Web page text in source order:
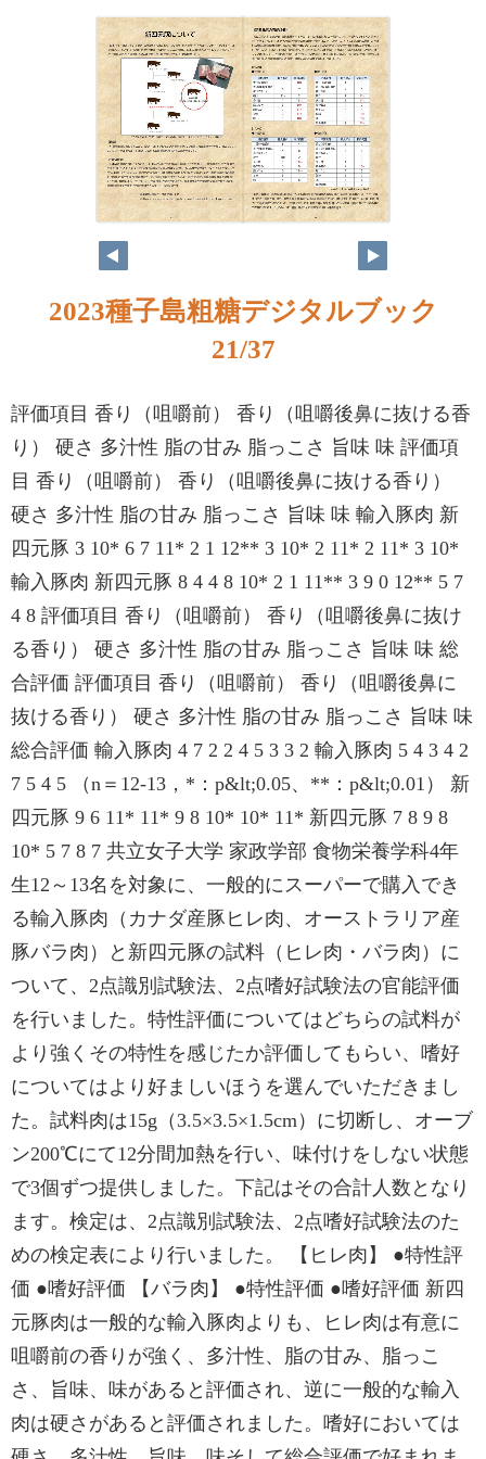
2023種子島粗糖デジタルブック
21/37
評価項目 香り（咀嚼前） 香り（咀嚼後鼻に抜ける香
り） 硬さ 多汁性 脂の甘み 脂っこさ 旨味 味 評価項
目 香り（咀嚼前） 香り（咀嚼後鼻に抜ける香り）
硬さ 多汁性 脂の甘み 脂っこさ 旨味 味 輸入豚肉 新
四元豚 3 10* 6 7 11* 2 1 12** 3 10* 2 11* 2 11* 3 10*
輸入豚肉 新四元豚 8 4 4 8 10* 2 1 11** 3 9 0 12** 5 7
4 8 評価項目 香り（咀嚼前） 香り（咀嚼後鼻に抜け
る香り） 硬さ 多汁性 脂の甘み 脂っこさ 旨味 味 総
合評価 評価項目 香り（咀嚼前） 香り（咀嚼後鼻に
抜ける香り） 硬さ 多汁性 脂の甘み 脂っこさ 旨味 味
総合評価 輸入豚肉 4 7 2 2 4 5 3 3 2 輸入豚肉 5 4 3 4 2
7 5 4 5 （n＝12-13，*：p&lt;0.05、**：p&lt;0.01） 新
四元豚 9 6 11* 11* 9 8 10* 10* 11* 新四元豚 7 8 9 8
10* 5 7 8 7 共立女子大学 家政学部 食物栄養学科4年
生12～13名を対象に、一般的にスーパーで購入でき
る輸入豚肉（カナダ産豚ヒレ肉、オーストラリア産
豚バラ肉）と新四元豚の試料（ヒレ肉・バラ肉）に
ついて、2点識別試験法、2点嗜好試験法の官能評価
を行いました。特性評価についてはどちらの試料が
より強くその特性を感じたか評価してもらい、嗜好
についてはより好ましいほうを選んでいただきまし
た。試料肉は15g（3.5×3.5×1.5cm）に切断し、オーブ
ン200℃にて12分間加熱を行い、味付けをしない状態
で3個ずつ提供しました。下記はその合計人数となり
ます。検定は、2点識別試験法、2点嗜好試験法のた
めの検定表により行いました。 【ヒレ肉】 ●特性評
価 ●嗜好評価 【バラ肉】 ●特性評価 ●嗜好評価 新四
元豚肉は一般的な輸入豚肉よりも、ヒレ肉は有意に
咀嚼前の香りが強く、多汁性、脂の甘み、脂っこ
さ、旨味、味があると評価され、逆に一般的な輸入
肉は硬さがあると評価されました。嗜好においては